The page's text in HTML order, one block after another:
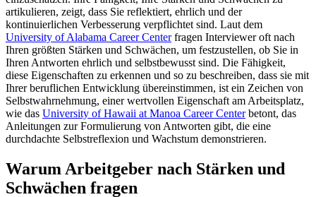
artikulieren, zeigt, dass Sie reflektiert, ehrlich und der
kontinuierlichen Verbesserung verpflichtet sind. Laut dem
University of Alabama Career Centerfragen Interviewer oft nach
Ihren größten Stärken und Schwächen, um festzustellen, ob Sie in
Ihren Antworten ehrlich und selbstbewusst sind. Die Fähigkeit,
diese Eigenschaften zu erkennen und so zu beschreiben, dass sie mit
Ihrer beruflichen Entwicklung übereinstimmen, ist ein Zeichen von
Selbstwahrnehmung, einer wertvollen Eigenschaft am Arbeitsplatz,
wie das University of Hawaii at Manoa Career Centerbetont, das
Anleitungen zur Formulierung von Antworten gibt, die eine
durchdachte Selbstreflexion und Wachstum demonstrieren.
Warum Arbeitgeber nach Stärken und
Schwächen fragen